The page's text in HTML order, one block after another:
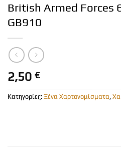
British Armed Forces
GB910
2,50 €
Κατηγορίες: Ξένα Χαρτονομίσματα,